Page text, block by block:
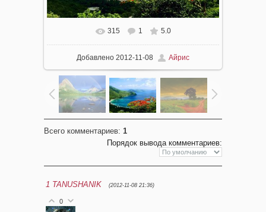
315 1 5.0
Добавлено 2012-11-08 Айрис
Всего комментариев: 1
Порядок вывода комментариев:
1 TANUSHANIK (2012-11-08 21:36)
0